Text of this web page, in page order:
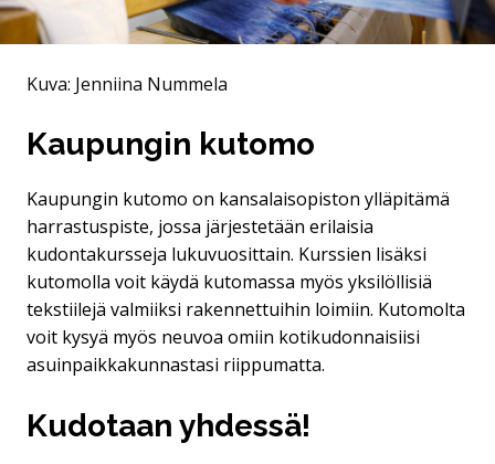
Kuva: Jenniina Nummela
Kaupungin kutomo
Kaupungin kutomo on kansalaisopiston ylläpitämä
harrastuspiste, jossa järjestetään erilaisia
kudontakursseja lukuvuosittain. Kurssien lisäksi
kutomolla voit käydä kutomassa myös yksilöllisiä
tekstiilejä valmiiksi rakennettuihin loimiin. Kutomolta
voit kysyä myös neuvoa omiin kotikudonnaisiisi
asuinpaikkakunnastasi riippumatta.
Kudotaan yhdessä!